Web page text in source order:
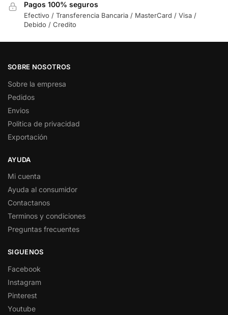
Pagos 100% seguros
Efectivo / Transferencia Bancaria / MasterCard / Visa /
Debido / Credito
SOBRE NOSOTROS
Sobre la empresa
Pedidos
Envios
Politica de privacidad
Exportación
AYUDA
Mi cuenta
Ayuda al consumidor
Contactanos
Terminos y condiciones
Preguntas frecuentes
SIGUENOS
Facebook
Instagram
Pinterest
Youtube